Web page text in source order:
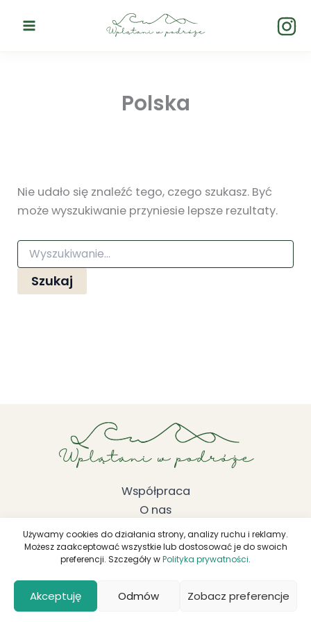
Używamy cookies do działania strony, analizy ruchu i reklamy.
Możesz zaakceptować wszystkie lub dostosować je do swoich
preferencji. Szczegóły wPolityka prywatności.
Akceptuję Odmów Zobacz preferencje
Polska
Nie udało się znaleźć tego, czego szukasz. Być
może wyszukiwanie przyniesie lepsze rezultaty.
dla:
Współpraca
O nas
Regulamin
Polityka prywatności
Kontakt
Copyright © 2026 wplataniwpodroze.pl | Wszelkie prawa zastrzeżone. Kopiowanie materiałów jest zabronione.